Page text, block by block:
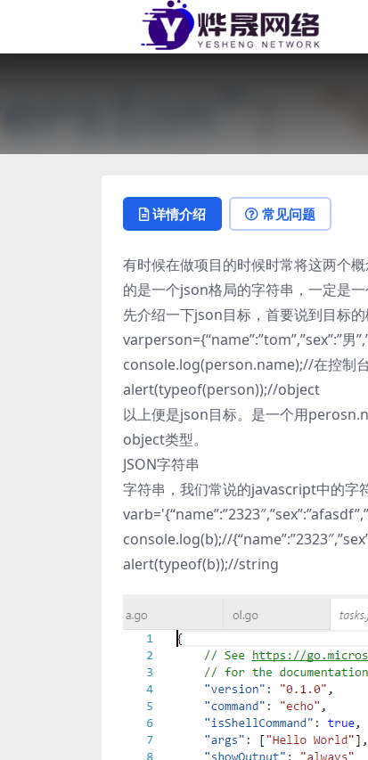
详情介绍 常见问题
有时候在做项目的时候时常将这两个
的是一个json格局的字符串，一定是一
先介绍一下json目标，首要说到目标
varperson={“name”:”tom”,”sex”:”男
console.log(person.name);//在控制
alert(typeof(person));//object
以上便是json目标。是一个用
object类型。
JSON字符串
字符串，我们常说的javascript中的字
console.log(b);//
alert(typeof(b));//string